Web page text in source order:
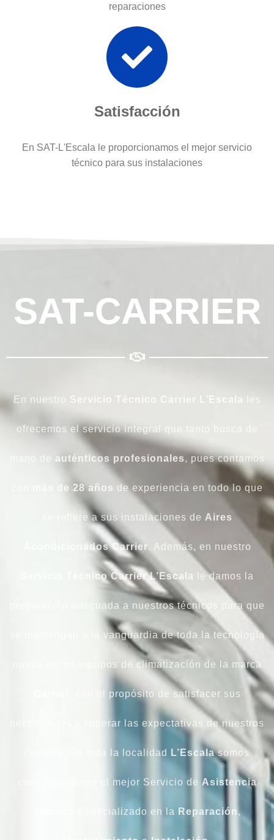
reparaciones
Satisfacción
En SAT-L'Escala le proporcionamos el mejor servicio
técnico para sus instalaciones
SAT-CARRIER
En nuestro Servicio Técnico Carrier L’Escala les
ofrecemos el servicio integral que tanto busca de
mano de auténticos profesionales, pues contamos
más de 28 años de experiencia en todo lo que
se refiere a sus instalaciones de Aires
Acondicionados Carrier. Además, en nuestro
Servicio Técnico Carrier L’Escala le damos la
preparación adecuada a nuestros técnicos para que
se mantengan a la vanguardia de toda la tecnología
nueva en los equipos de climatización de la marca
, con el propósito de satisfacer sus
necesidades y superar las expectativas de nuestros
clientes. En toda la localidad L’Escalasomos
conocidos como el mejor Servicio de Asistencia
Especializado en la Reparación,